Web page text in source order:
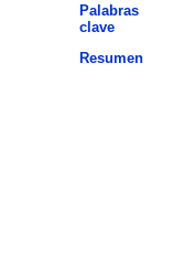
Palabras
clave
Resumen